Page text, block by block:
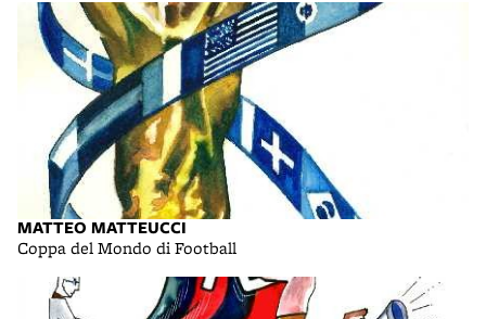
MATTEO MATTEUCCI
Coppa del Mondo di Football